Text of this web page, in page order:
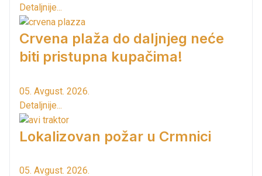
Detaljnije...
Crvena plaža do daljnjeg neće
biti pristupna kupačima!
05. Avgust. 2026.
Detaljnije...
Lokalizovan požar u Crmnici
05. Avgust. 2026.